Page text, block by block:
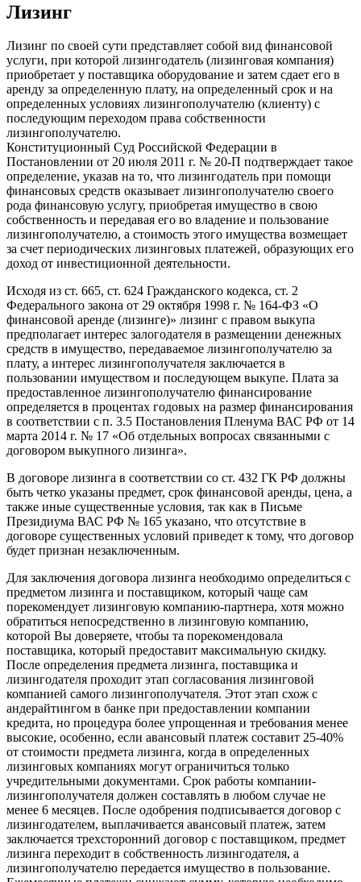
Лизинг
Лизинг по своей сути представляет собой вид финансовой
услуги, при которой лизингодатель (лизинговая компания)
приобретает у поставщика оборудование и затем сдает его в
аренду за определенную плату, на определенный срок и на
определенных условиях лизингополучателю (клиенту) с
последующим переходом права собственности
лизингополучателю.
Конституционный Суд Российской Федерации в
Постановлении от 20 июля 2011 г. № 20-П подтверждает такое
определение, указав на то, что лизингодатель при помощи
финансовых средств оказывает лизингополучателю своего
рода финансовую услугу, приобретая имущество в свою
собственность и передавая его во владение и пользование
лизингополучателю, а стоимость этого имущества возмещает
за счет периодических лизинговых платежей, образующих его
доход от инвестиционной деятельности.
Исходя из ст. 665, ст. 624 Гражданского кодекса, ст. 2
Федерального закона от 29 октября 1998 г. № 164-ФЗ «О
финансовой аренде (лизинге)» лизинг с правом выкупа
предполагает интерес залогодателя в размещении денежных
средств в имущество, передаваемое лизингополучателю за
плату, а интерес лизингополучателя заключается в
пользовании имуществом и последующем выкупе. Плата за
предоставленное лизингополучателю финансирование
определяется в процентах годовых на размер финансирования
в соответствии с п. 3.5 Постановления Пленума ВАС РФ от 14
марта 2014 г. № 17 «Об отдельных вопросах связанными с
договором выкупного лизинга».
В договоре лизинга в соответствии со ст. 432 ГК РФ должны
быть четко указаны предмет, срок финансовой аренды, цена, а
также иные существенные условия, так как в Письме
Президиума ВАС РФ № 165 указано, что отсутствие в
договоре существенных условий приведет к тому, что договор
будет признан незаключенным.
Для заключения договора лизинга необходимо определиться с
предметом лизинга и поставщиком, который чаще сам
порекомендует лизинговую компанию-партнера, хотя можно
обратиться непосредственно в лизинговую компанию,
которой Вы доверяете, чтобы та порекомендовала
поставщика, который предоставит максимальную скидку.
После определения предмета лизинга, поставщика и
лизингодателя проходит этап согласования лизинговой
компанией самого лизингополучателя. Этот этап схож с
андерайтингом в банке при предоставлении компании
кредита, но процедура более упрощенная и требования менее
высокие, особенно, если авансовый платеж составит 25-40%
от стоимости предмета лизинга, когда в определенных
лизинговых компаниях могут ограничиться только
учредительными документами. Срок работы компании-
лизингополучателя должен составлять в любом случае не
менее 6 месяцев. После одобрения подписывается договор с
лизингодателем, выплачивается авансовый платеж, затем
заключается трехсторонний договор с поставщиком, предмет
лизинга переходит в собственность лизингодателя, а
лизингополучателю передается имущество в пользование.